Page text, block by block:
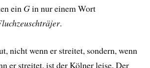
ein Gin nur einem Wort
.
nicht wenn er streitet, sondern, wenn
er streitet, ist der Kölner leise. Der